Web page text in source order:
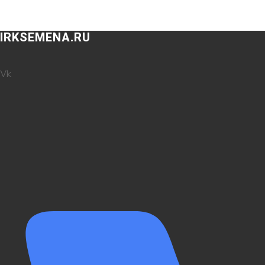
IRKSEMENA.RU
Vk